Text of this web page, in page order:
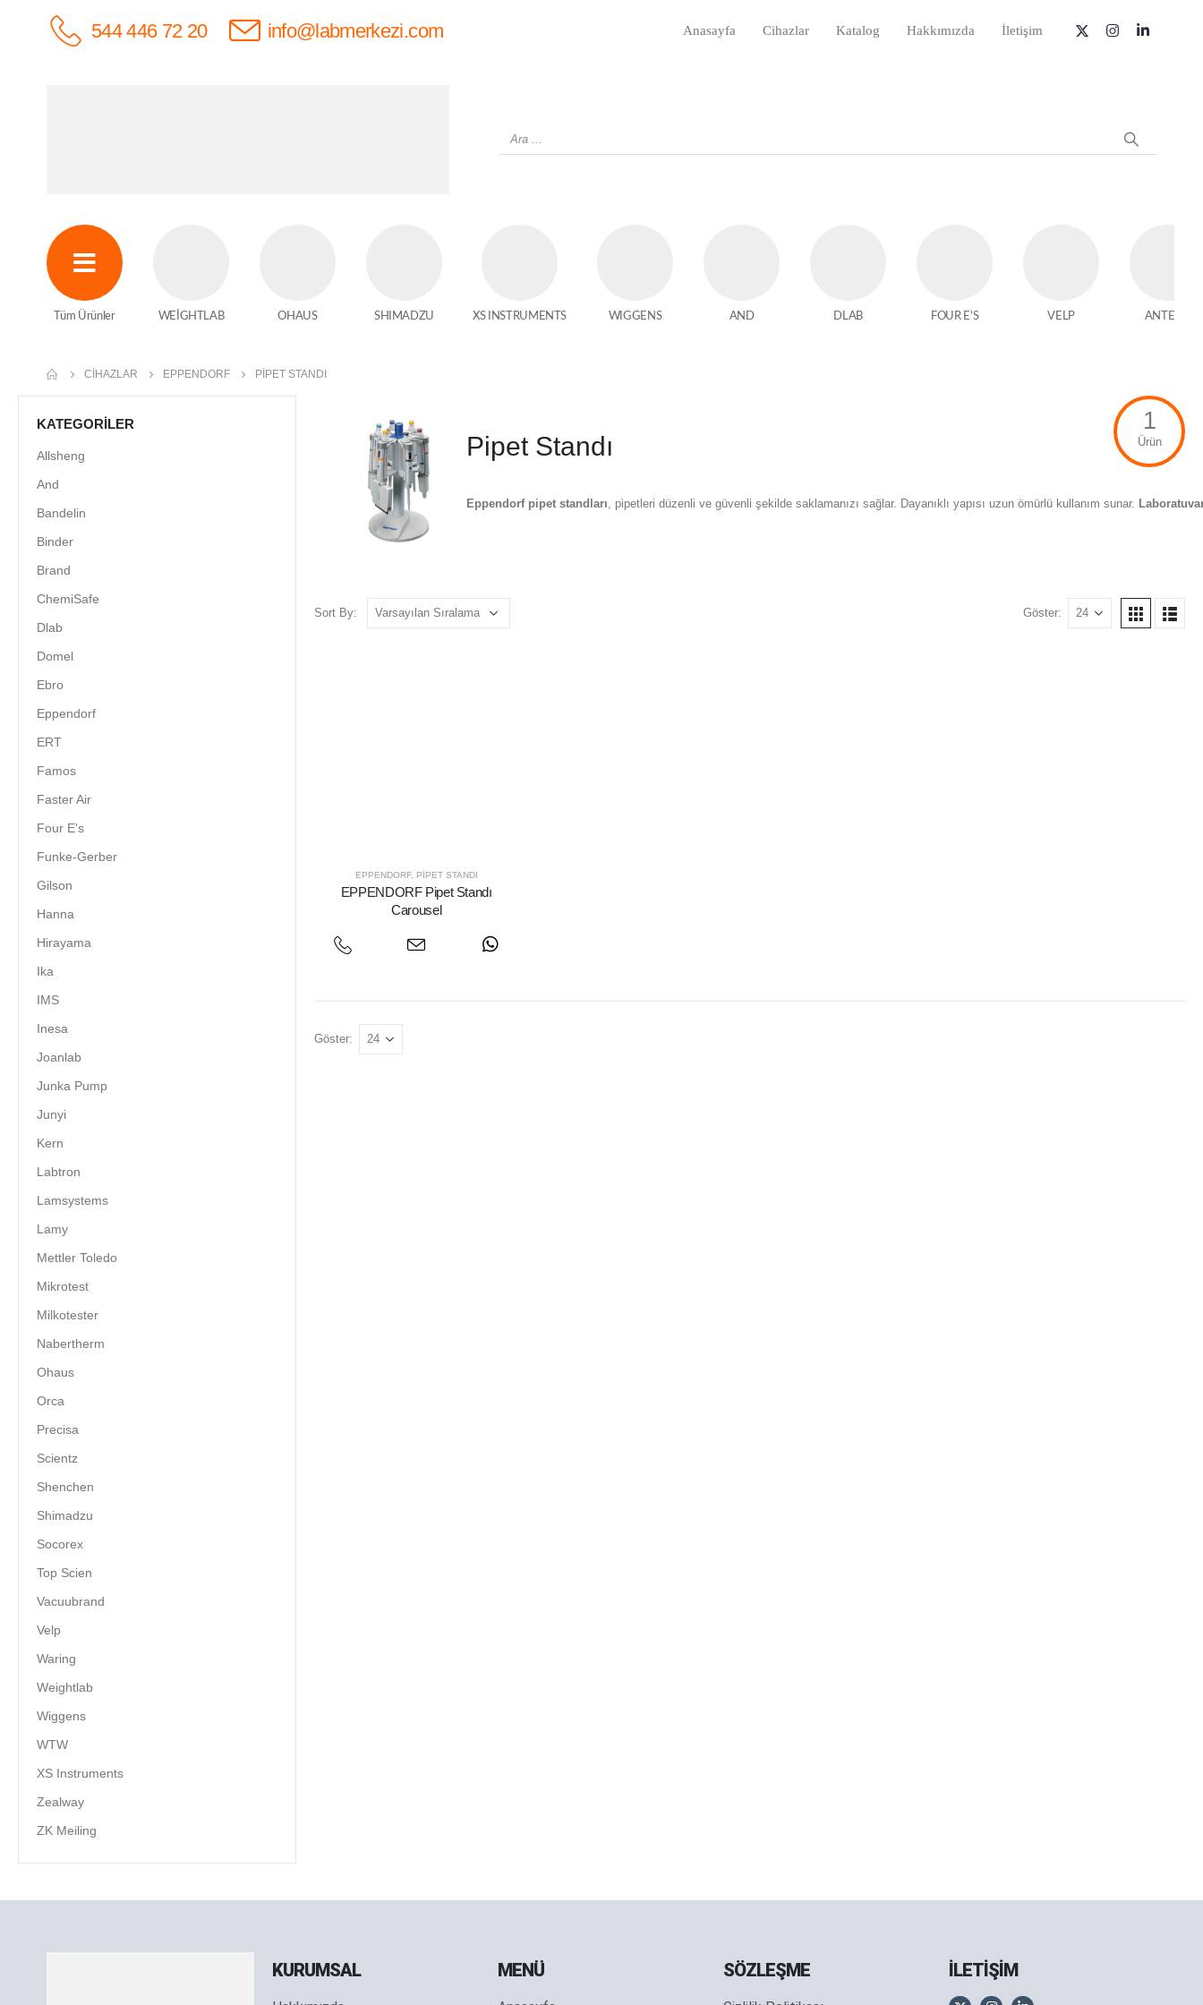
info@labmerkezi.com
544 446 72 20 Anasayfa Cihazlar Katalog Hakkımızda İletişim
Tüm Ürünler WEİGHTLAB OHAUS SHIMADZU XS INSTRUMENTS WIGGENS AND DLAB FOUR E'S VELP ANTECH
CIHAZLAR EPPENDORF PIPET STANDI
Pipet Standı
Eppendorf pipet standları , pipetleri düzenli ve güvenli şekilde saklamanızı sağlar. Dayanıklı yapısı uzun ömürlü kullanım sunar.
1
Ürün
Sort By: Göster:
EPPENDORF, PIPET STANDI
EPPENDORF Pipet Standı
Carousel
Göster:
KATEGORILER
Allsheng
And
Bandelin
Binder
Brand
ChemiSafe
Dlab
Domel
Ebro
Eppendorf
ERT
Famos
Faster Air
Four E's
Funke-Gerber
Gilson
Hanna
Hirayama
Ika
IMS
Inesa
Joanlab
Junka Pump
Junyi
Kern
Labtron
Lamsystems
Lamy
Mettler Toledo
Mikrotest
Milkotester
Nabertherm
Ohaus
Orca
Precisa
Scientz
Shenchen
Shimadzu
Socorex
Top Scien
Vacuubrand
Velp
Waring
Weightlab
Wiggens
WTW
XS Instruments
Zealway
ZK Meiling
KURUMSAL MENÜ SÖZLEŞME İLETİŞİM